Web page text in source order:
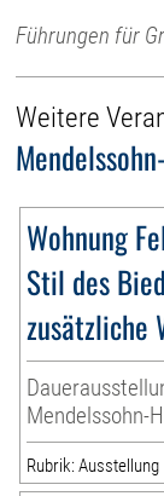
Führungen für
Weitere
Wohnung
Stil des
zusätzliche
Mendelssohn-
Rubrik: Ausstellung